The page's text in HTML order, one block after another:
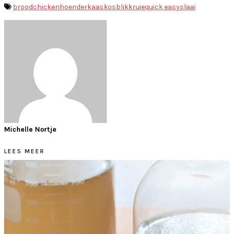
broodchickenhoenderkaaskosblikkruiequick easyslaai
Michelle Nortje
LEES MEER